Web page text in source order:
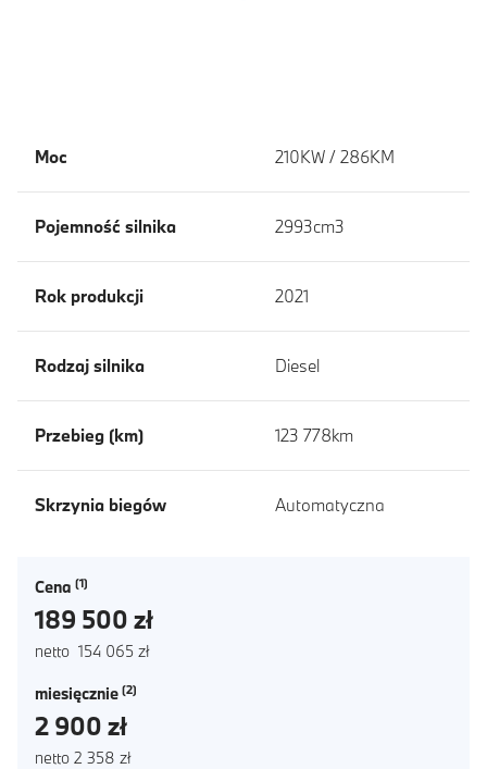
Moc 210KW / 286KM
Pojemność silnika 2993cm3
Rok produkcji 2021
Rodzaj silnika Diesel
Przebieg (km) 123 778km
Skrzynia biegów Automatyczna
Cena
189 500 zł
netto 154 065 zł
miesięcznie
2 900 zł
netto 2 358 zł